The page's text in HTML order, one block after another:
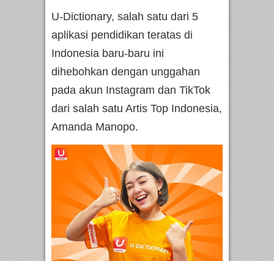
U-Dictionary, salah satu dari 5
aplikasi pendidikan teratas di
Indonesia baru-baru ini
dihebohkan dengan unggahan
pada akun Instagram dan TikTok
dari salah satu Artis Top Indonesia,
Amanda Manopo.